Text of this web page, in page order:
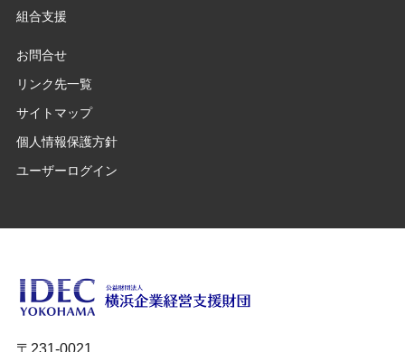
組合支援
お問合せ
リンク先一覧
サイトマップ
個人情報保護方針
ユーザーログイン
〒231-0021